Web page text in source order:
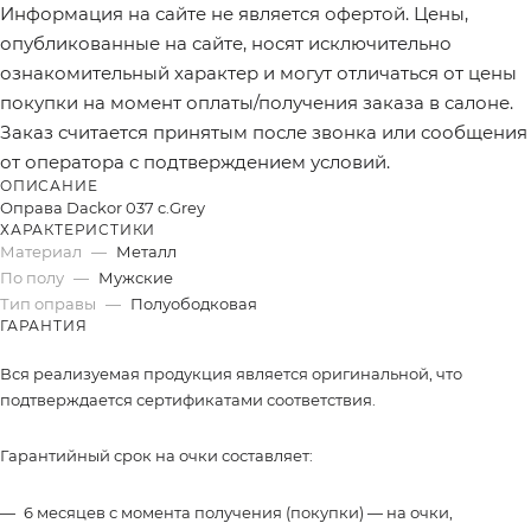
Информация на сайте не является офертой. Цены,
опубликованные на сайте, носят исключительно
ознакомительный характер и могут отличаться от цены
покупки на момент оплаты/получения заказа в салоне.
Заказ считается принятым после звонка или сообщения
от оператора с подтверждением условий.
ОПИСАНИЕ
Оправа Dackor 037 c.Grey
ХАРАКТЕРИСТИКИ
Материал — Металл
По полу — Мужские
Тип оправы — Полуободковая
ГАРАНТИЯ
Вся реализуемая продукция является оригинальной, что
подтверждается сертификатами соответствия.
Гарантийный срок на очки составляет:
6 месяцев с момента получения (покупки) — на очки,